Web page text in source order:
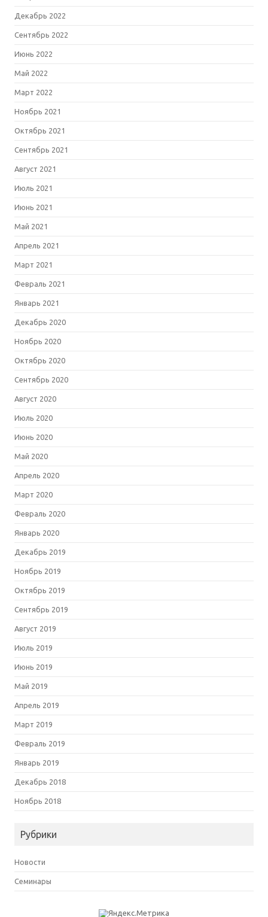
Декабрь 2022
Сентябрь 2022
Июнь 2022
Май 2022
Март 2022
Ноябрь 2021
Октябрь 2021
Сентябрь 2021
Август 2021
Июль 2021
Июнь 2021
Май 2021
Апрель 2021
Март 2021
Февраль 2021
Январь 2021
Декабрь 2020
Ноябрь 2020
Октябрь 2020
Сентябрь 2020
Август 2020
Июль 2020
Июнь 2020
Май 2020
Апрель 2020
Март 2020
Февраль 2020
Январь 2020
Декабрь 2019
Ноябрь 2019
Октябрь 2019
Сентябрь 2019
Август 2019
Июль 2019
Июнь 2019
Май 2019
Апрель 2019
Март 2019
Февраль 2019
Январь 2019
Декабрь 2018
Ноябрь 2018
Рубрики
Новости
Семинары